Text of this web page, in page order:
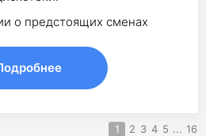
о предстоящих сменах
1 2 3 4 5 ... 16